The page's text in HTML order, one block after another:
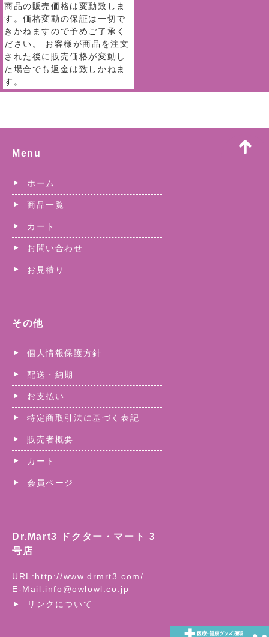
商品の販売価格は変動致しま
す。価格変動の保証は一切で
きかねますので予めご了承く
ださい。 お客様が商品を注文
された後に販売価格が変動し
た場合でも返金は致しかねま
す。
Menu
ホーム
商品一覧
カート
お問い合わせ
お見積り
その他
個人情報保護方針
配送・納期
お支払い
特定商取引法に基づく表記
販売者概要
カート
会員ページ
Dr.Mart3 ドクター・マート 3
号店
URL:http://www.drmrt3.com/
E-Mail:info@owlowl.co.jp
リンクについて